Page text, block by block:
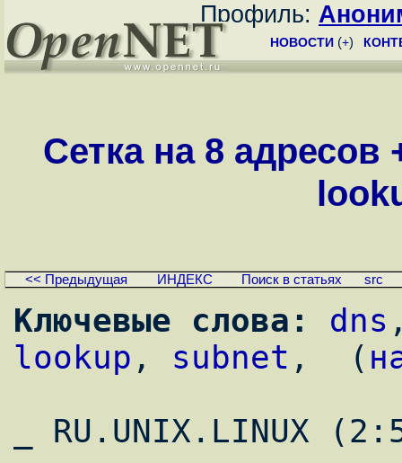
Профиль:
НОВОСТИ (+)
Сетка на 8 адресов
<< Предыдущая ИНДЕКС Поиск в статьях src
Ключевые слова: dns
lookup , subnet ,  (
_ RU.UNIX.LINUX